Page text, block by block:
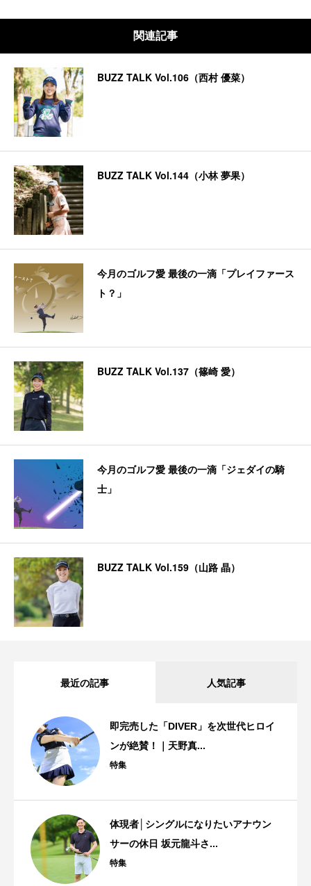
関連記事
BUZZ TALK Vol.106（西村 優菜）
BUZZ TALK Vol.144（小林 夢果）
今月のゴルフ愛 最後の一滴「プレイファース
ト？」
BUZZ TALK Vol.137（篠崎 愛）
今月のゴルフ愛 最後の一滴「ジェダイの騎
士」
BUZZ TALK Vol.159（山路 晶）
最近の記事 人気記事
即完売した「DIVER」を次世代ヒロイ
ンが絶賛！｜天野真...
特集
体現者│シングルになりたいアナウン
サーの休日 坂元龍斗さ...
特集